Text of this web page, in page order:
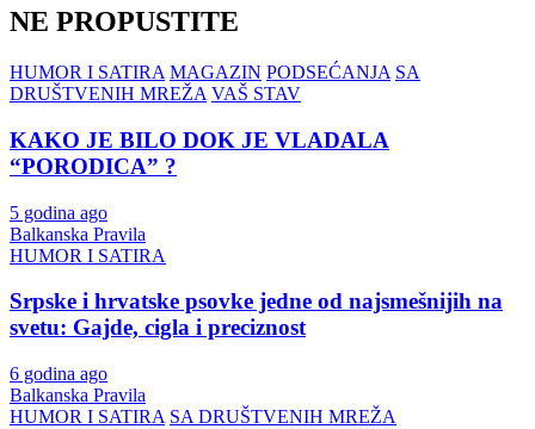
NE PROPUSTITE
HUMOR I SATIRA MAGAZIN PODSEĆANJA SA
DRUŠTVENIH MREŽA VAŠ STAV
KAKO JE BILO DOK JE VLADALA
“PORODICA” ?
5 godina ago
Balkanska Pravila
HUMOR I SATIRA
Srpske i hrvatske psovke jedne od najsmešnijih na
svetu: Gajde, cigla i preciznost
6 godina ago
Balkanska Pravila
HUMOR I SATIRA SA DRUŠTVENIH MREŽA